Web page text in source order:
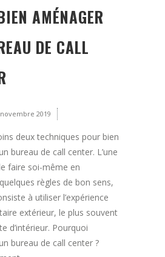
AMÉNAGER
DE CALL
2019
deux techniques pour bien
bureau de call center. L’une
faire soi-même en
règles de bon sens,
à utiliser l’expérience
extérieur, le plus souvent
d’intérieur. Pourquoi
bureau de call center ?